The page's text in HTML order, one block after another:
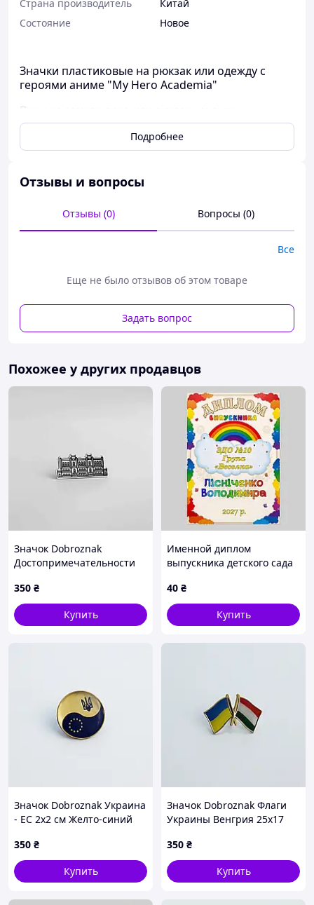
Страна производитель
Китай
Состояние
Новое
Значки пластиковые на рюкзак или одежду с
героями аниме "My Hero Academia"
Пины на одежду, сумку или рюкзак – значки,
изготовленные из пластика. Пины крепятся на
металлическую шпильку. Такой пин-значок сделает
модным ваш рюкзак или джинсовку.
100 грн (это могут быть пины с одной позиции или
Пины покрыты защитной плёнкой, которая легко
пластик;
застежкаметаллическая булавка;
Подробнее
Отзывы и вопросы
Отзывы (0) Вопросы (0)
Все
Еще не было отзывов об этом товаре
Задать вопрос
Похожее у других продавцов
Значок Dobroznak
Достопримечательности
Украины 33х15 мм
Серебристый (5967)
350 ₴
Купить
Именной диплом
выпускника детского сада
40 ₴
Купить
Значок Dobroznak Украина
- ЕС 2х2 см Желто-синий
350 ₴
Купить
Значок Dobroznak Флаги
Украины Венгрия 25х17
350 ₴
Купить